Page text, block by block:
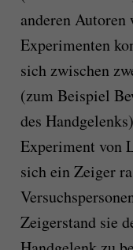
anderen
Experimenten
sich zwischen
(zum Beispiel
des
Experiment von
sich ein Zeiger
Zeigerstand sie